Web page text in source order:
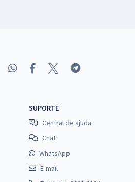
SUPORTE
Central de ajuda
Chat
WhatsApp
E-mail